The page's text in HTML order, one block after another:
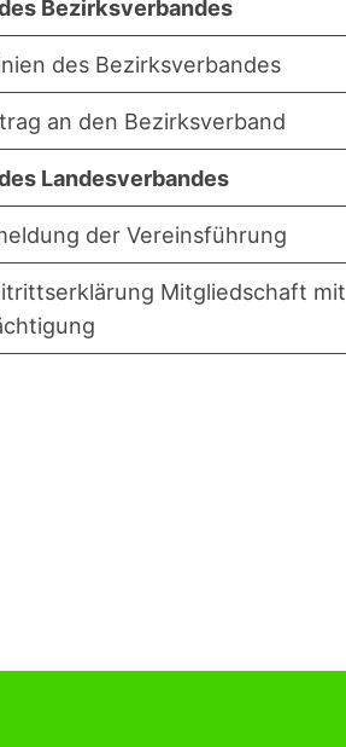
Bezirksverbandes
des Bezirksverbandes
an den Bezirksverband
Landesverbandes
der Vereinsführung
Mit­glied­schaft mit